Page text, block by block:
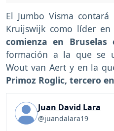
El Jumbo Visma
Kruijswijk como líder
comienza en
formación a la que se
Wout van Aert y en la
Primoz Roglic, tercero
Juan David Lara
@juandalara19